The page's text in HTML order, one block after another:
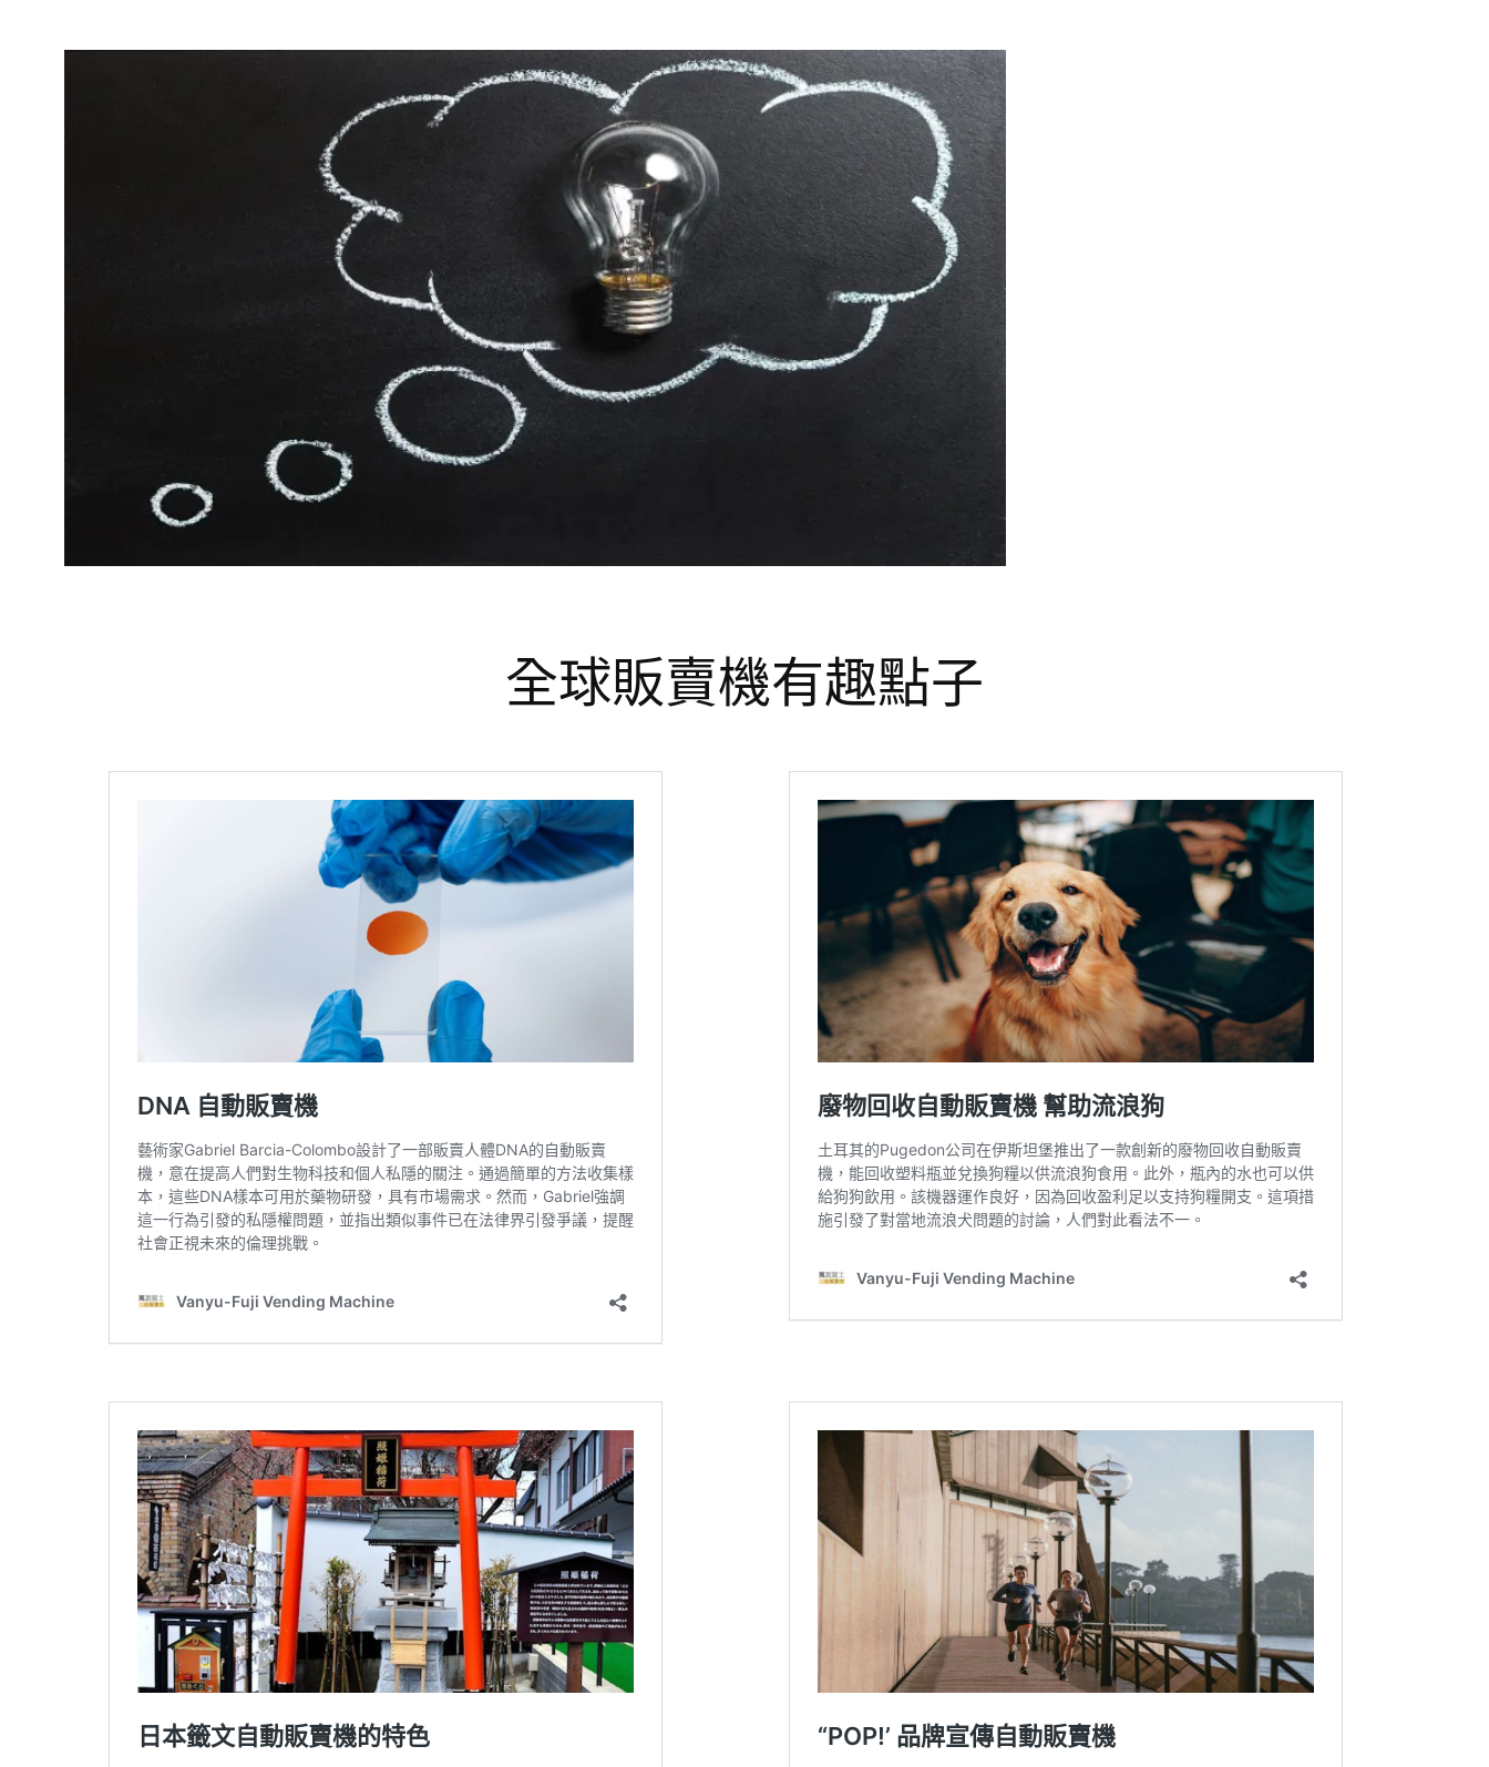
全球販賣機有趣點子